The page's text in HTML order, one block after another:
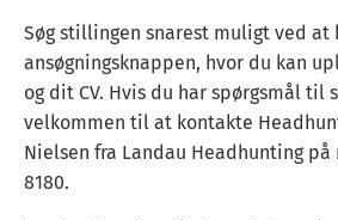
Søg stillingen snarest muligt ved at
ansøgningsknappen, hvor du kan
og dit CV. Hvis du har spørgsmål til
velkommen til at kontakte
Nielsen fra Landau Headhunting på
8180.